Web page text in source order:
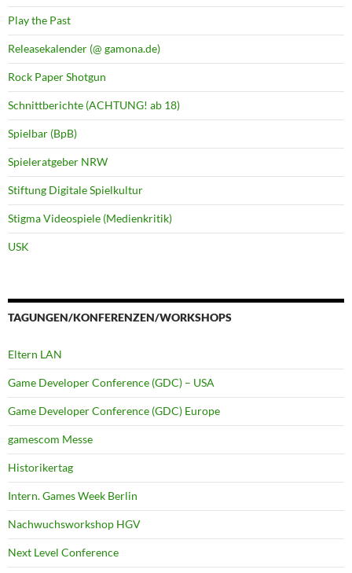
Play the Past
Releasekalender (@ gamona.de)
Rock Paper Shotgun
Schnittberichte (ACHTUNG! ab 18)
Spielbar (BpB)
Spieleratgeber NRW
Stiftung Digitale Spielkultur
Stigma Videospiele (Medienkritik)
USK
TAGUNGEN/KONFERENZEN/WORKSHOPS
Eltern LAN
Game Developer Conference (GDC) – USA
Game Developer Conference (GDC) Europe
gamescom Messe
Historikertag
Intern. Games Week Berlin
Nachwuchsworkshop HGV
Next Level Conference